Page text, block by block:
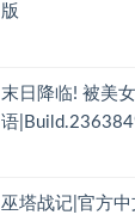
版
末日降临! 被美
语
巫塔战记|官方